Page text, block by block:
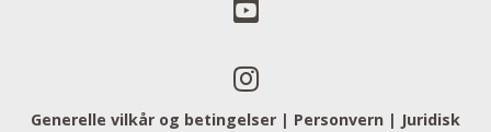
Generelle vilkår og betingelser | Personvern ​​​​​​​ | Juridisk